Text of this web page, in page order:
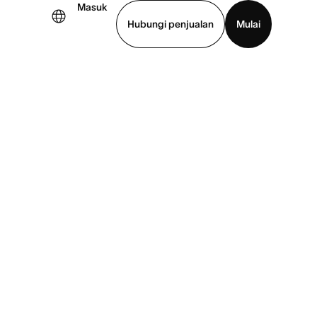
Masuk
Hubungi penjualan
Mulai